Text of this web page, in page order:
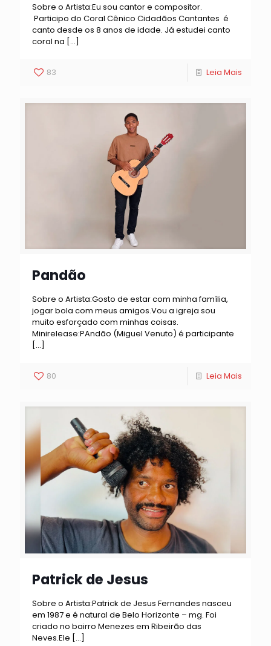
Sobre o Artista:Eu sou cantor e compositor.
Participo do Coral Cênico Cidadãos Cantantes é
canto desde os 8 anos de idade. Já estudei canto
coral na […]
83 Leia Mais
Pandão
Sobre o Artista:Gosto de estar com minha família,
jogar bola com meus amigos.Vou a igreja sou
muito esforçado com minhas coisas.
Minirelease:PAndão (Miguel Venuto) é participante
[…]
80 Leia Mais
Patrick de Jesus
Sobre o Artista:Patrick de Jesus Fernandes nasceu
em 1987 e é natural de Belo Horizonte – mg. Foi
criado no bairro Menezes em Ribeirão das
Neves.Ele […]